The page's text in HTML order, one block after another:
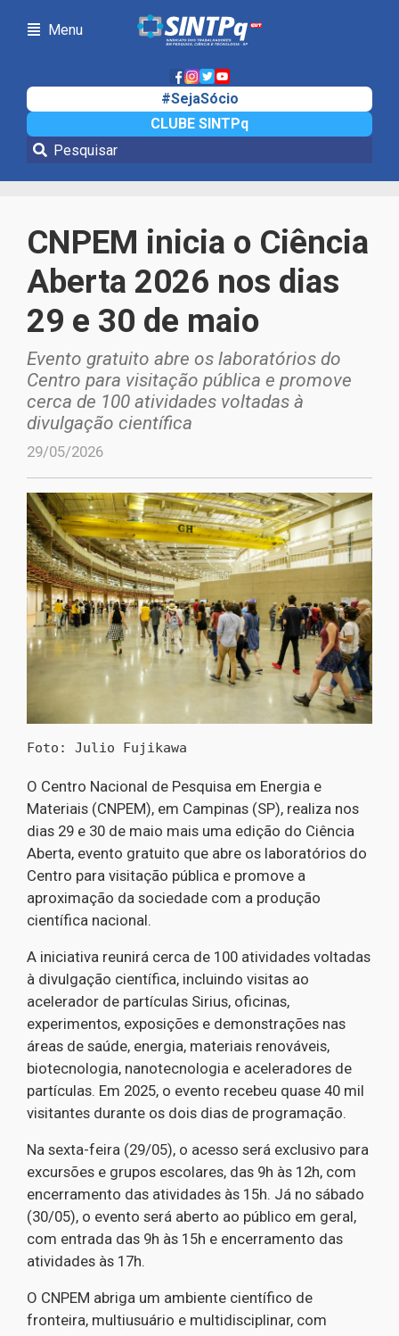
Menu
#SejaSócio
CLUBE SINTPq
Notícias
CNPEM inicia o Ciência
Aberta 2026 nos dias
29 e 30 de maio
Evento gratuito abre os laboratórios do
Centro para visitação pública e promove
cerca de 100 atividades voltadas à
divulgação científica
29/05/2026
Foto: Julio Fujikawa
O Centro Nacional de Pesquisa em Energia e
Materiais (CNPEM), em Campinas (SP), realiza nos
dias 29 e 30 de maio mais uma edição do Ciência
Aberta, evento gratuito que abre os laboratórios do
Centro para visitação pública e promove a
aproximação da sociedade com a produção
científica nacional.
A iniciativa reunirá cerca de 100 atividades voltadas
à divulgação científica, incluindo visitas ao
acelerador de partículas Sirius, oficinas,
experimentos, exposições e demonstrações nas
áreas de saúde, energia, materiais renováveis,
biotecnologia, nanotecnologia e aceleradores de
partículas. Em 2025, o evento recebeu quase 40 mil
visitantes durante os dois dias de programação.
Na sexta-feira (29/05), o acesso será exclusivo para
excursões e grupos escolares, das 9h às 12h, com
encerramento das atividades às 15h. Já no sábado
(30/05), o evento será aberto ao público em geral,
com entrada das 9h às 15h e encerramento das
atividades às 17h.
O CNPEM abriga um ambiente científico de
fronteira, multiusuário e multidisciplinar, com